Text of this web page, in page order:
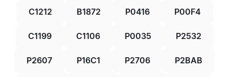
C1212 B1872 P0416 P00F4
C1199 C1106 P0035 P2532
P2607 P16C1 P2706 P2BAB